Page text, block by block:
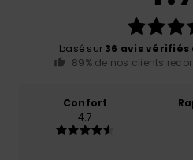
basé sur 36 avis vérifiés
89% de nos clients
Confort
4.7